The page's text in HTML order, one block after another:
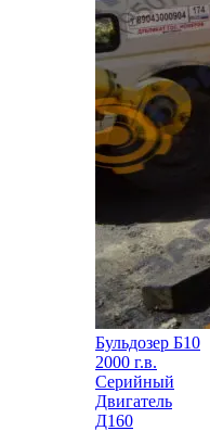
Бульдозер Б10
2000 г.в.
Серийный
Двигатель
Д160